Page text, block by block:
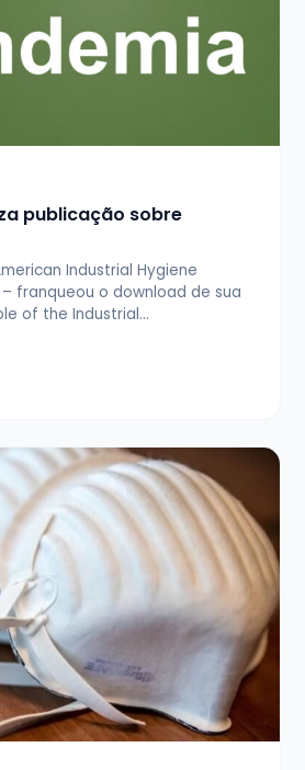
publicação sobre
Industrial Hygiene
– franqueou o download de sua
of the Industrial…